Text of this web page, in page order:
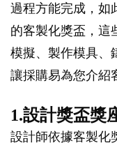
過程方能完成，如
的客製化獎盃，這
模擬、製作模具、
讓採購易為您介紹
1.設計獎盃獎
設計師依據客製化